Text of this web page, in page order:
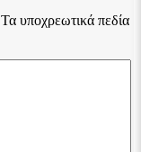
Τα υποχρεωτικά πεδία